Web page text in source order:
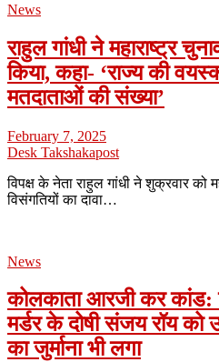
News
राहुल गांधी ने महाराष्ट्र
किया, कहा- ‘राज्य की
मतदाताओं की संख्या’
February 7, 2025
Desk Takshakapost
विपक्ष के नेता राहुल गांधी ने शुक्रवार को
विसंगतियों का दावा…
News
कोलकाता आरजी कर कांड:
मर्डर के दोषी संजय रॉय
का जुर्माना भी लगा